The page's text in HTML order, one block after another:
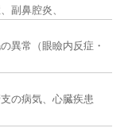
副鼻腔炎、
異常（眼瞼内反症・
の病気、心臓疾患